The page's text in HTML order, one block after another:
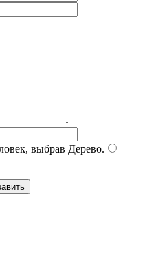
выбрав Дерево.